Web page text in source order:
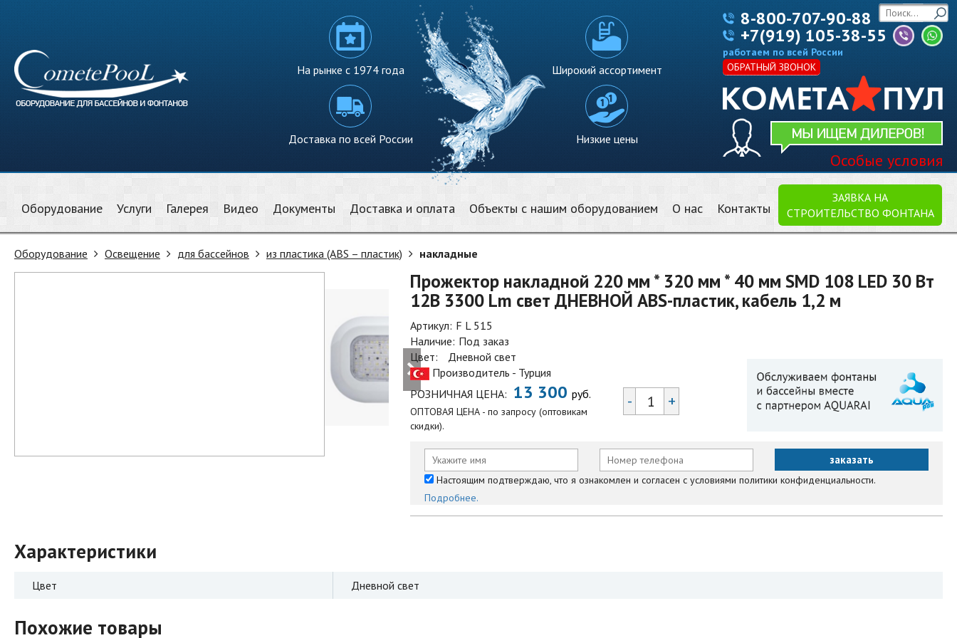
8-800-707-90-88
+7(919) 105-38-55
работаем по всей России
ОБРАТНЫЙ ЗВОНОК
Особые условия
На рынке с 1974 года Широкий ассортимент
Доставка по всей России Низкие цены
Оборудование Услуги Галерея Видео Документы Доставка и оплата Объекты с нашим оборудованием О нас Контакты
ЗАЯВКА НА
СТРОИТЕЛЬСТВО ФОНТАНА
Оборудование Освещение для бассейнов из пластика (ABS – пластик) накладные
Прожектор накладной 220 мм * 320 мм * 40 мм SMD 108 LED 30 Вт
12В 3300 Lm свет ДНЕВНОЙ ABS-пластик, кабель 1,2 м
Артикул: F L 515
Наличие: Под заказ
Цвет:
Дневной свет
Производитель - Турция
РОЗНИЧНАЯ ЦЕНА: 13 300 руб.
ОПТОВАЯ ЦЕНА - по запросу (оптовикам
скидки).
- +
Настоящим подтверждаю, что я ознакомлен и согласен с условиями политики конфиденциальности.
Подробнее.
Характеристики
Цвет Дневной свет
Похожие товары